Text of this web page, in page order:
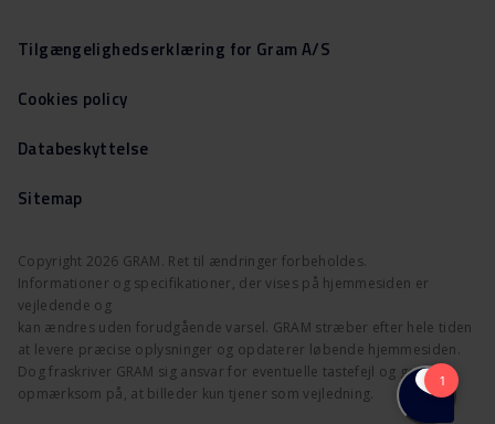
Copyright 2026 GRAM. Ret til ændringer forbeholdes.
Informationer og specifikationer, der vises på hjemmesiden er
vejledende og
kan ændres uden forudgående varsel. GRAM stræber efter hele tiden
at levere præcise oplysninger og opdaterer løbende hjemmesiden.
Dog fraskriver GRAM sig ansvar for eventuelle tastefejl og gør
opmærksom på, at billeder kun tjener som vejledning.
Tilgængelighedserklæring for Gram A/S
Cookies policy
Databeskyttelse
Sitemap